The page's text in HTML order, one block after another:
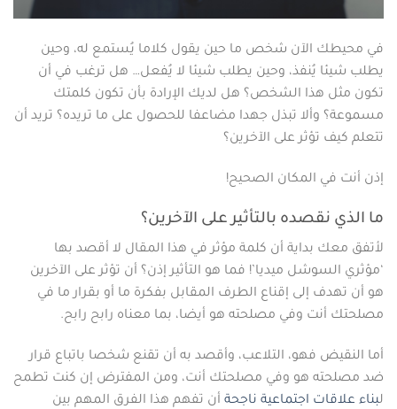
في محيطك الآن شخص ما حين يقول كلاما يُستمع له، وحين
يطلب شيئا يُنفذ، وحين يطلب شيئا لا يُفعل… هل ترغب في أن
تكون مثل هذا الشخص؟ هل لديك الإرادة بأن تكون كلمتك
مسموعة؟ وألا تبذل جهدا مضاعفا للحصول على ما تريده؟ تريد أن
تتعلم كيف تؤثر على الآخرين؟
إذن أنت في المكان الصحيح!
ما الذي نقصده بالتأثير على الآخرين؟
لأتفق معك بداية أن كلمة مؤثر في هذا المقال لا أقصد بها
‘مؤثري السوشل ميديا’! فما هو التأثير إذن؟ أن تؤثر على الآخرين
هو أن تهدف إلى إقناع الطرف المقابل بفكرة ما أو بقرار ما في
مصلحتك أنت وفي مصلحته هو أيضا، بما معناه رابح رابح.
أما النقيض فهو، التلاعب، وأقصد به أن تقنع شخصا باتباع قرار
ضد مصلحته هو وفي مصلحتك أنت، ومن المفترض إن كنت تطمح
لبناء علاقات اجتماعية ناجحة أن تفهم هذا الفرق المهم بين